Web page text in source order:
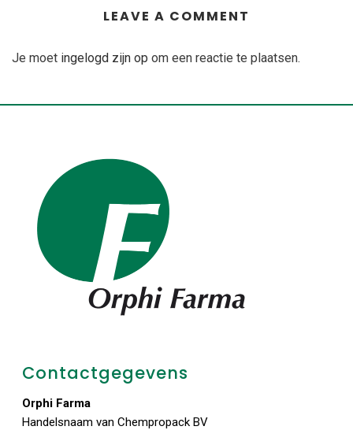
LEAVE A COMMENT
Je moet ingelogd zijn op om een reactie te plaatsen.
Contactgegevens
Orphi Farma
Handelsnaam van Chempropack BV